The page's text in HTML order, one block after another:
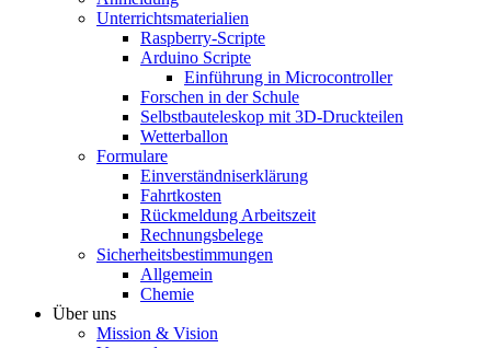
Unterrichtsmaterialien
Raspberry-Scripte
Arduino Scripte
Einführung in Microcontroller
Forschen in der Schule
Selbstbauteleskop mit 3D-Druckteilen
Wetterballon
Formulare
Einverständniserklärung
Fahrtkosten
Rückmeldung Arbeitszeit
Rechnungsbelege
Sicherheitsbestimmungen
Allgemein
Chemie
Über uns
Mission & Vision